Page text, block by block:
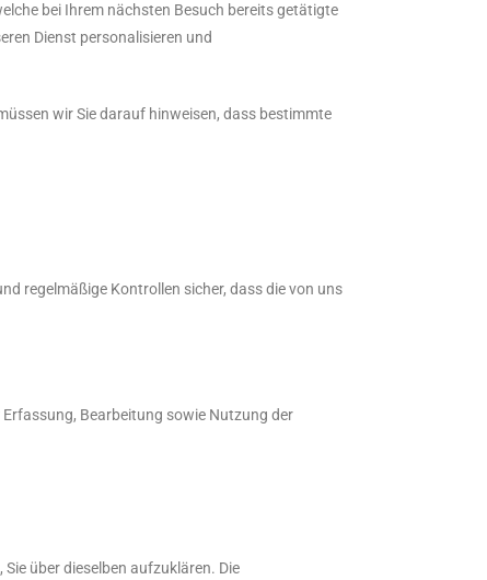
bei Ihrem nächsten Besuch bereits getätigte
Dienst personalisieren und
wir Sie darauf hinweisen, dass bestimmte
regelmäßige Kontrollen sicher, dass die von uns
Bearbeitung sowie Nutzung der
über dieselben aufzuklären. Die